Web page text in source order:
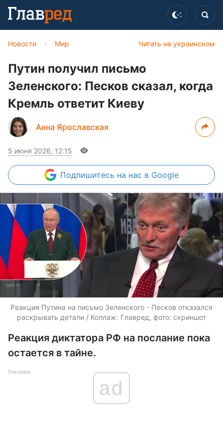
Читать на украинском
Новости › Мир
Путин получил письмо
Зеленского: Песков сказал, когда
Кремль ответит Киеву
Анна Ярославская
5 июня 2026, 12:15
Подпишитесь на нас в Google
Реакция Путина на письмо Зеленского - Песков отказался
раскрывать детали / Коллаж: Главред, фото: скриншот
Реакция диктатора РФ на послание пока
остается в тайне.
Реклама
ad